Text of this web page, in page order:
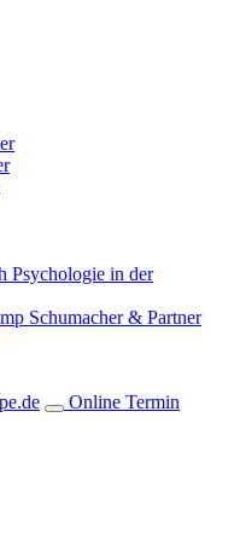
Psychologie in der
Schumacher & Partner
Online Termin